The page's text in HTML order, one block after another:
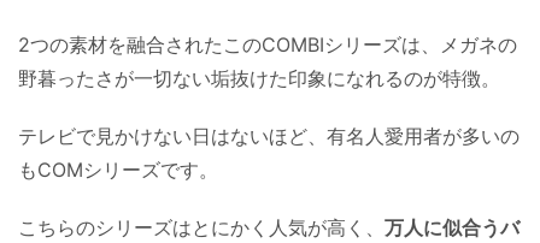
2つの素材を融合されたこのCOMBIシリーズは、メガネの
野暮ったさが一切ない垢抜けた印象になれるのが特徴。
テレビで見かけない日はないほど、有名人愛用者が多いの
もCOMシリーズです。
こちらのシリーズはとにかく人気が高く、 万人に似合うバ